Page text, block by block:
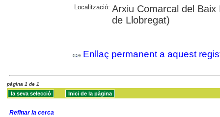
Localització: Arxiu Comarcal del
de Llobregat)
Enllaç permanent a aquest
pàgina 1 de 1
Refinar la cerca